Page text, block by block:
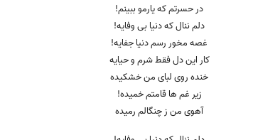
در حسرتم که یارمو ببینم!
دلم ننال که دنیا بی وفایه!
غصه مخور رسم دنیا جفایه!
کار این دل فقط شرم و حیایه
خنده روی لبای من خشکیده
زیر غم ها قامتم خمیده!
آهوی من ز چنگالم رمیده